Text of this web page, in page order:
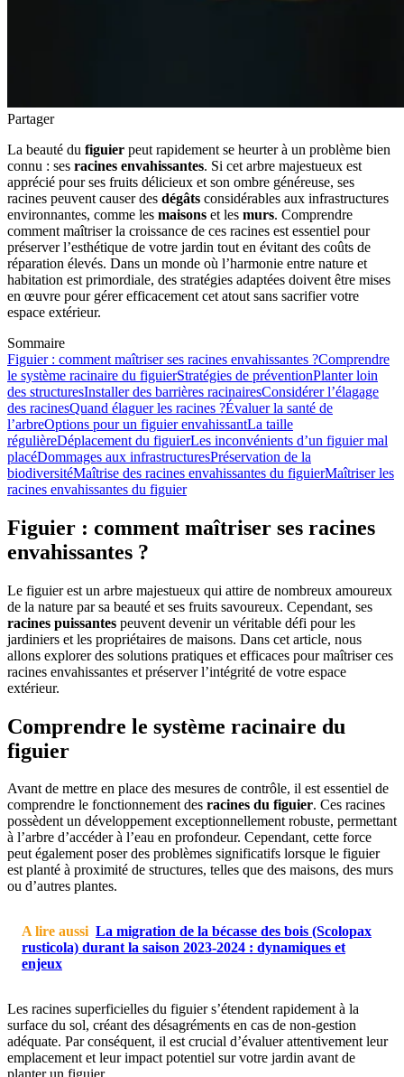
Partager
La beauté du figuier peut rapidement se heurter à un problème bien
connu : ses racines envahissantes. Si cet arbre majestueux est
apprécié pour ses fruits délicieux et son ombre généreuse, ses
racines peuvent causer des dégâts considérables aux infrastructures
environnantes, comme les maisons et les murs. Comprendre
comment maîtriser la croissance de ces racines est essentiel pour
préserver l’esthétique de votre jardin tout en évitant des coûts de
réparation élevés. Dans un monde où l’harmonie entre nature et
habitation est primordiale, des stratégies adaptées doivent être mises
en œuvre pour gérer efficacement cet atout sans sacrifier votre
espace extérieur.
Sommaire
Figuier : comment maîtriser ses racines envahissantes ?Comprendre
le système racinaire du figuierStratégies de préventionPlanter loin
des structuresInstaller des barrières racinairesConsidérer l’élagage
des racinesQuand élaguer les racines ?Évaluer la santé de
l’arbreOptions pour un figuier envahissantLa taille
régulièreDéplacement du figuierLes inconvénients d’un figuier mal
placéDommages aux infrastructuresPréservation de la
biodiversitéMaîtrise des racines envahissantes du figuierMaîtriser les
racines envahissantes du figuier
Figuier : comment maîtriser ses racines
envahissantes ?
Le figuier est un arbre majestueux qui attire de nombreux amoureux
de la nature par sa beauté et ses fruits savoureux. Cependant, ses
racines puissantes peuvent devenir un véritable défi pour les
jardiniers et les propriétaires de maisons. Dans cet article, nous
allons explorer des solutions pratiques et efficaces pour maîtriser ces
racines envahissantes et préserver l’intégrité de votre espace
extérieur.
Comprendre le système racinaire du
figuier
Avant de mettre en place des mesures de contrôle, il est essentiel de
comprendre le fonctionnement des racines du figuier. Ces racines
possèdent un développement exceptionnellement robuste, permettant
à l’arbre d’accéder à l’eau en profondeur. Cependant, cette force
peut également poser des problèmes significatifs lorsque le figuier
est planté à proximité de structures, telles que des maisons, des murs
ou d’autres plantes.
A lire aussi La migration de la bécasse des bois (Scolopax
rusticola) durant la saison 2023-2024 : dynamiques et
enjeux
Les racines superficielles du figuier s’étendent rapidement à la
surface du sol, créant des désagréments en cas de non-gestion
adéquate. Par conséquent, il est crucial d’évaluer attentivement leur
emplacement et leur impact potentiel sur votre jardin avant de